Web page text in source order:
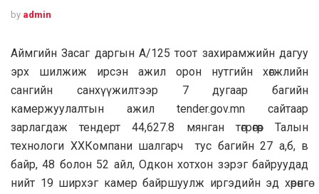
by admin
Аймгийн Засаг даргын А/125 тоот захирамжийн дагуу
эрх шилжиж ирсэн ажил орон нутгийн хөгжлийн
сангийн санхүүжилтээр 7 дугаар багийн
камержуулалтын ажил tender.gov.mn сайтаар
зарлагдаж тендерт 44,627.8 мянган төгрөгөөр Талын
технологи ХХКомпани шалгарч тус багийн 27 а,б, в
байр, 48 болон 52 айл, Одкон хотхон зэрэг байруудад
нийт 19 ширхэг камер байршуулж иргэдийн эд хөрөнгө